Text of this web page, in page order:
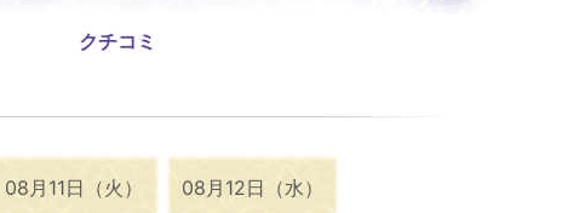
クチコミ
08月11日（火） 08月12日（水）